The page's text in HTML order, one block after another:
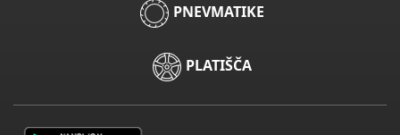
PNEVMATIKE
PLATIŠČA